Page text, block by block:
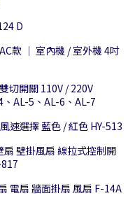
D
款 │ 室內機 / 室外機 4吋
切開關 110V / 220V
AL-5、AL-6、AL-7
速選擇 藍色 / 紅色 HY-513
壁掛風扇 線拉式控制開
電扇 牆面掛扇 風扇 F-14A